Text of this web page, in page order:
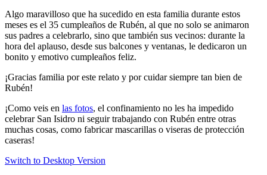
Algo maravilloso que ha sucedido en esta familia durante estos
meses es el 35 cumpleaños de Rubén, al que no solo se animaron
sus padres a celebrarlo, sino que también sus vecinos: durante la
hora del aplauso, desde sus balcones y ventanas, le dedicaron un
bonito y emotivo cumpleaños feliz.
¡Gracias familia por este relato y por cuidar siempre tan bien de
Rubén!
¡Como veis en las fotos, el confinamiento no les ha impedido
celebrar San Isidro ni seguir trabajando con Rubén entre otras
muchas cosas, como fabricar mascarillas o viseras de protección
caseras!
Switch to Desktop Version